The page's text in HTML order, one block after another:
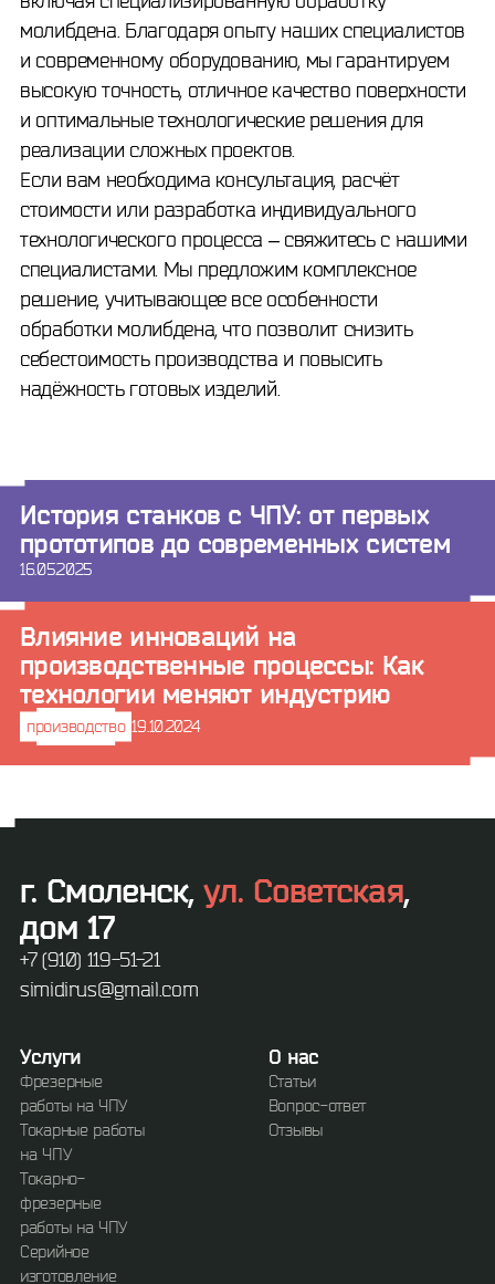
молибдена. Благодаря опыту наших специалистов
и современному оборудованию, мы гарантируем
высокую точность, отличное качество поверхности
и оптимальные технологические решения для
реализации сложных проектов.
Если вам необходима консультация, расчёт
стоимости или разработка индивидуального
технологического процесса – свяжитесь с нашими
специалистами. Мы предложим комплексное
решение, учитывающее все особенности
обработки молибдена, что позволит снизить
себестоимость производства и повысить
надёжность готовых изделий.
История станков с ЧПУ: от первых
прототипов до современных систем
16.05.2025
Влияние инноваций на
производственные процессы: Как
технологии меняют индустрию
производство 19.10.2024
г. Смоленск,ул. Советская,
дом 17
+7 (910) 119-51-21
simidirus@gmail.com
Услуги
Фрезерные
работы на ЧПУ
Токарные работы
на ЧПУ
Токарно-
фрезерные
работы на ЧПУ
Серийное
изготовление
О нас
Статьи
Вопрос-ответ
Отзывы